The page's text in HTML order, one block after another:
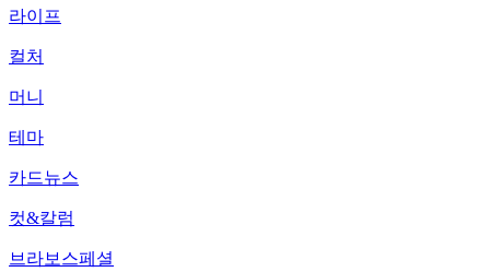
라이프
컬처
머니
테마
카드뉴스
컷&칼럼
브라보스페셜